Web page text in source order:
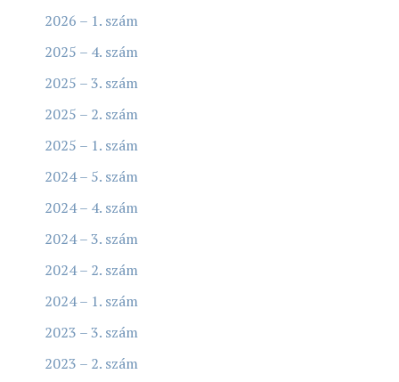
2026 – 1. szám
2025 – 4. szám
2025 – 3. szám
2025 – 2. szám
2025 – 1. szám
2024 – 5. szám
2024 – 4. szám
2024 – 3. szám
2024 – 2. szám
2024 – 1. szám
2023 – 3. szám
2023 – 2. szám